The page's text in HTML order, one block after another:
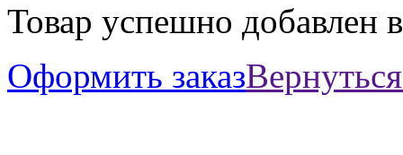
Товар успешно добавлен
Оформить заказ